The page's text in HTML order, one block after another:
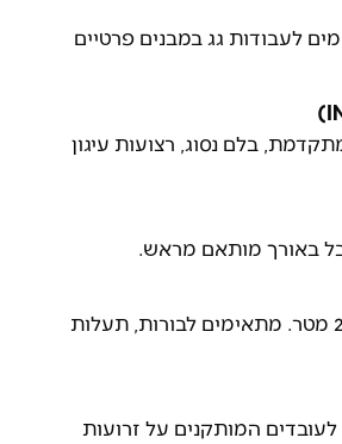
ותיק. מותאמים לעבודות גג במבנים פרטיים
בלם נסוג, רצועות עיגון
באורך מותאם מראש.
כוללים רתמה, גלגלת חילוץ, חצובה, נקודות עיגון וחבל באורך 20 מטר. מתאימים לבורות, תעלות
המותקנים על זרועות